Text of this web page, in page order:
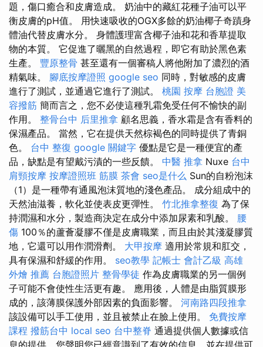
題，傷口癒合和皮膚造成。 奶油中的藏紅花種子油可以平
衡皮膚的pH值。 用快速吸收的OGX多餘的奶油椰子奇蹟身
體油代替皮膚水分。 身體護理富含椰子油和花和香草提取
物的本質。 它促進了曬黑的自然過程，即它有助於黑色素
生產。 豐原整骨 甚至還有一個審稿人將他附加了濃烈的酒
精氣味。 腳底按摩證照 google seo 同時，對敏感的皮膚
進行了測試，並通過它進行了測試。 桃園 按摩 台胞證 美
容撥筋 簡而言之，您不必使這種乳霜免受任何不愉快的副
作用。 整骨台中 后里推拿 顧名思義，香水霜是含有香料的
保濕產品。 當然，它在提供天然棕褐色的同時提供了青銅
色。 台中 整復 google 關鍵字 優點是它是一種便宜的產
品，缺點是有望戴污漬的一些反饋。 中醫 推拿 Nuxe 台中
肩頸按摩 按摩證照班 筋膜 茶會 seo是什么 Sun的自粉泡沫
（1）是一種帶有通風泡沫質地的淺色產品。 成分組成中的
天然油滋養，軟化並使表皮更彈性。 竹北推拿整復 為了保
持潤濕和水分，製造商決定在成分中添加尿素和乳酸。 腰
傷 100％的蘆薈凝膠不僅是皮膚職業，而且由於其淺凝膠質
地，它還可以用作潤滑劑。 大甲按摩 適用於常規和肛交，
具有保濕和舒緩的作用。 seo教學 記帳士 會計乙級 高雄
外燴 推薦 台胞證照片 整骨學徒 作為皮膚職業的另一個例
子可能不會使性生活更有趣。 應用後，人體是由脂質膜形
成的，該薄膜保護外部因素的負面影響。 河南路四段推拿
該設備可以手工使用，並且被禁止在臉上使用。 免費按摩
課程 撥筋台中 local seo 台中整脊 通過提供個人數據或信
息的提供，您聲明您已經意識到了有效的信息，並在提供可